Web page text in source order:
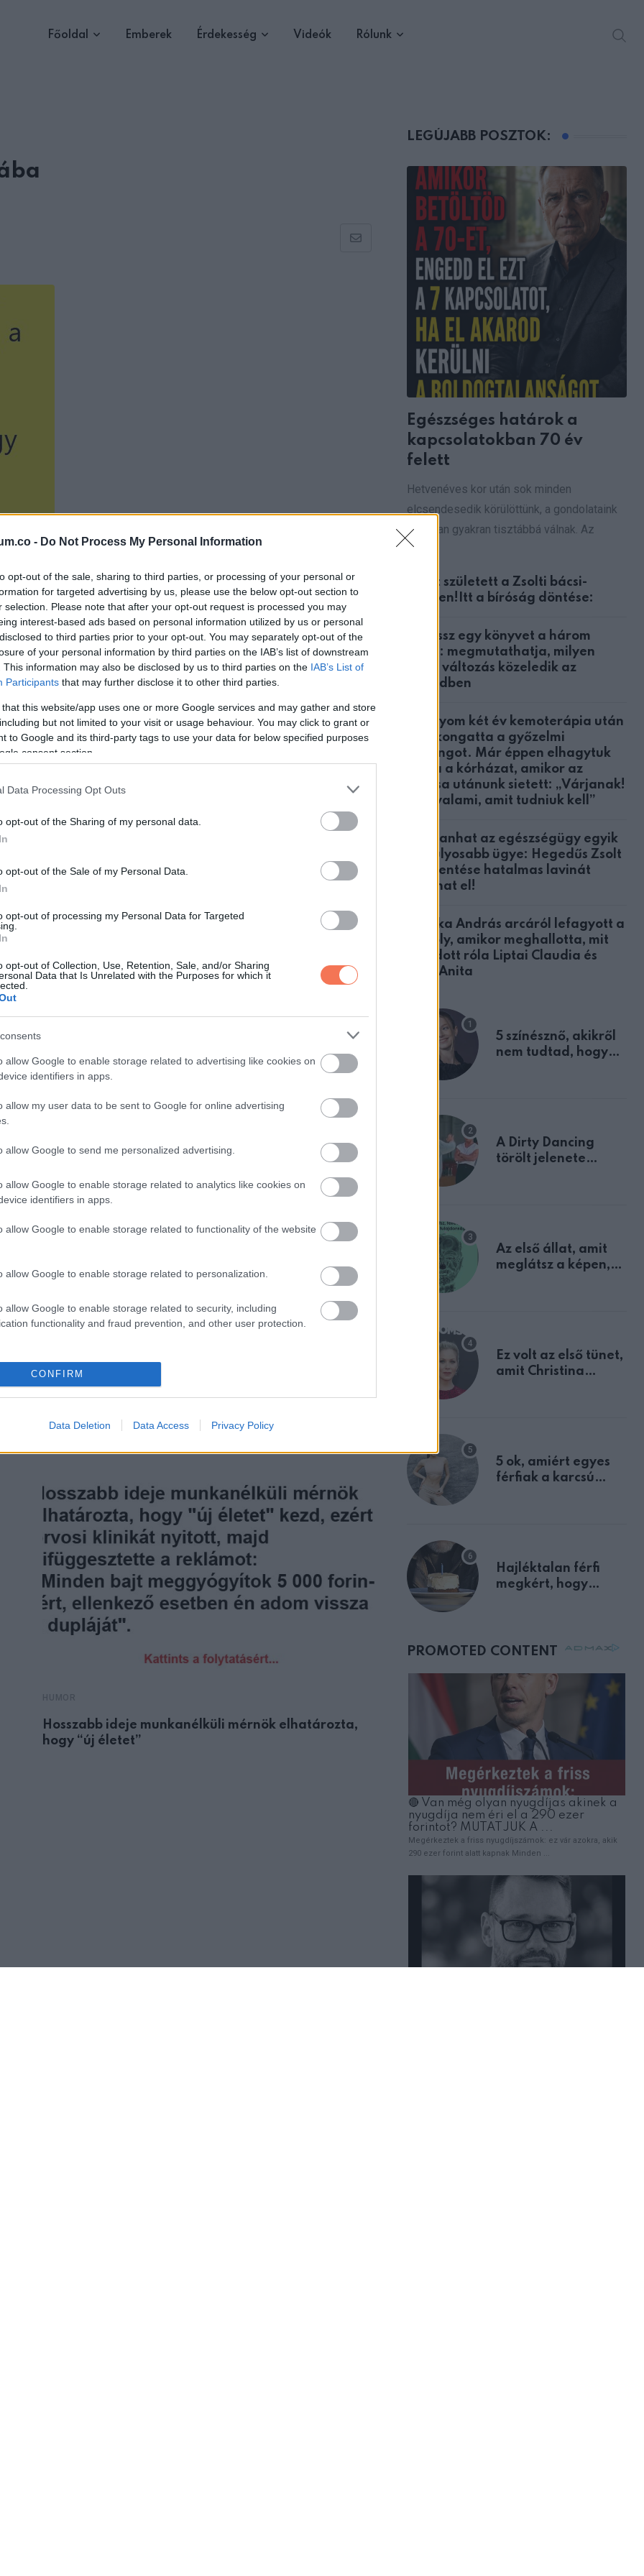
- Do Not Process My Personal Information
opt-out of the sale, sharing to third parties, or processing of your personal or
for targeted advertising by us, please use the below opt-out section to
selection. Please note that after your opt-out request is processed you may
interest-based ads based on personal information utilized by us or personal
to third parties prior to your opt-out. You may separately opt-out of the
of your personal information by third parties on the IAB’s list of downstream
This information may also be disclosed by us to third parties on the IAB’s List of
Participants that may further disclose it to other third parties.
that this website/app uses one or more Google services and may gather and store
but not limited to your visit or usage behaviour. You may click to grant or
to Google and its third-party tags to use your data for below specified purposes
consent section.
Data Processing Opt Outs
opt-out of the Sharing of my personal data.
opt-out of the Sale of my Personal Data.
opt-out of processing my Personal Data for Targeted
opt-out of Collection, Use, Retention, Sale, and/or Sharing
Data that Is Unrelated with the Purposes for which it
allow Google to enable storage related to advertising like cookies on
identifiers in apps.
allow my user data to be sent to Google for online advertising
allow Google to send me personalized advertising.
allow Google to enable storage related to analytics like cookies on
identifiers in apps.
allow Google to enable storage related to functionality of the website
allow Google to enable storage related to personalization.
allow Google to enable storage related to security, including
functionality and fraud prevention, and other user protection.
CONFIRM
Data Deletion Data Access Privacy Policy
Főoldal Emberek Érdekesség Videók Rólunk
Share
autó, a sofőr kiszól neki:
meg egy szelet csokit!
két szelet csokit!
forintot, öt szelet csokit meg egy zacskó
vele együtt élni!
KÖVETKEZŐ POSZT
Hajótöröttek egy lakatlan szigetre
Hosszabb ideje munkanélküli mérnök elhatározta,
hogy “új életet”
VICC: A nászéjszakán az ifjú férj szól ifjú
LEGÚJABB POSZTOK:
Egészséges határok a
kapcsolatokban 70 év
felett
Hetvenéves kor után sok minden
elcsendesedik körülöttünk, a gondolataink
azonban gyakran tisztábbá válnak. Az
ember
Ítélet született a Zsolti bácsi-
ügyben!Itt a bíróság döntése:
Válassz egy könyvet a három
közül: megmutathatja, milyen
nagy változás közeledik az
életedben
A lányom két év kemoterápia után
megkongatta a győzelmi
harangot. Már éppen elhagytuk
volna a kórházat, amikor az
orvosa utánunk sietett: „Várjanak!
Van valami, amit tudniuk kell”
Robbanhat az egészségügy egyik
legsúlyosabb ügye: Hegedűs Zsolt
feljelentése hatalmas lavinát
indíthat el!
Csonka András arcáról lefagyott a
mosoly, amikor meghallotta, mit
mondott róla Liptai Claudia és
Ábel Anita
5 színésznő, akikről
nem tudtad, hogy
A Dirty Dancing
törölt jelenete
Az első állat, amit
meglátsz a képen,
Ez volt az első tünet,
amit Christina
5 ok, amiért egyes
férfiak a karcsú
Hajléktalan férfi
megkért, hogy
mellettem ült az első